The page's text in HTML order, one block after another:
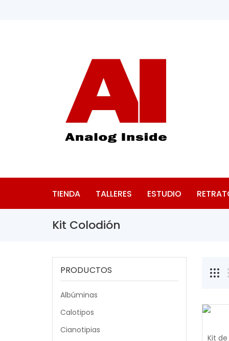
TIENDA TALLERES ESTUDIO
Kit Colodión
PRODUCTOS
Albúminas
Calotipos
Cianotipias